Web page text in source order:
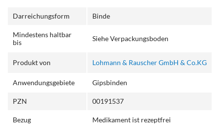
Darreichungsform Binde
Mindestens haltbar
bis
Siehe Verpackungsboden
Produkt von Lohmann & Rauscher GmbH & Co.KG
Anwendungsgebiete Gipsbinden
PZN 00191537
Bezug Medikament ist rezeptfrei